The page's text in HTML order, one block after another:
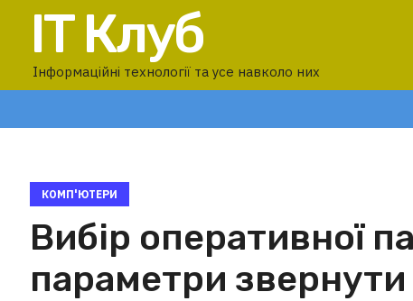
IT Клуб
Інформаційні технології та усе навколо них
КОМП'ЮТЕРИ
Вибір оперативної
параметри звернути